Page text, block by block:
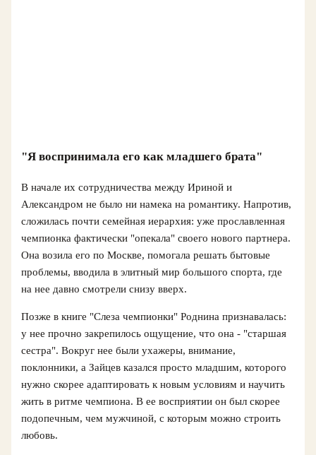
"Я воспринимала его как младшего брата"
В начале их сотрудничества между Ириной и
Александром не было ни намека на романтику. Напротив,
сложилась почти семейная иерархия: уже прославленная
чемпионка фактически "опекала" своего нового партнера.
Она возила его по Москве, помогала решать бытовые
проблемы, вводила в элитный мир большого спорта, где
на нее давно смотрели снизу вверх.
Позже в книге "Слеза чемпионки" Роднина признавалась:
у нее прочно закрепилось ощущение, что она - "старшая
сестра". Вокруг нее были ухажеры, внимание,
поклонники, а Зайцев казался просто младшим, которого
нужно скорее адаптировать к новым условиям и научить
жить в ритме чемпиона. В ее восприятии он был скорее
подопечным, чем мужчиной, с которым можно строить
любовь.